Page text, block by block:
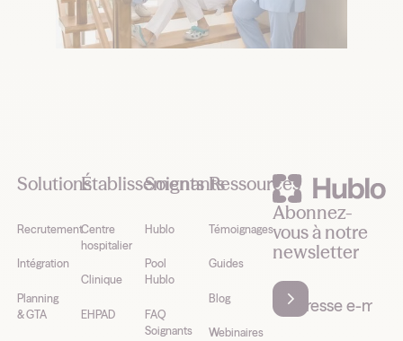
Solutions
Recrutement
Intégration
Planning
& GTA
Établissements
Centre
hospitalier
Clinique
EHPAD
Soignants
Hublo
Pool
Hublo
FAQ
Soignants
Ressources
Témoignages
Guides
Blog
Webinaires
Abonnez-
vous à notre
newsletter